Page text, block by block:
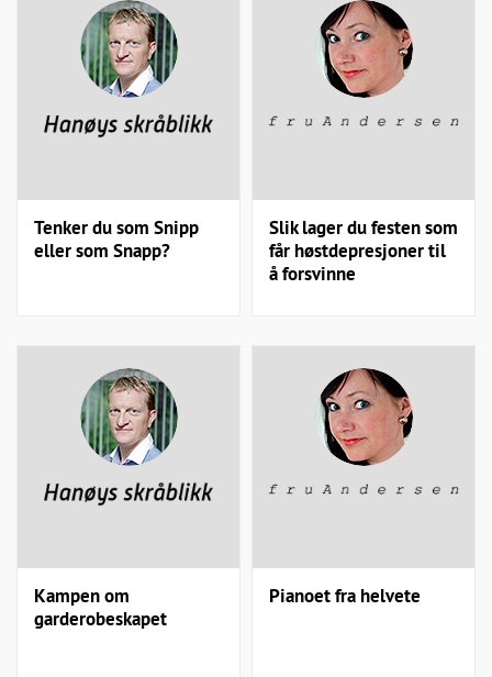
Tenker du som Snipp
eller som Snapp?
Slik lager du festen som
får høstdepresjoner til
å forsvinne
Kampen om
garderobeskapet
Pianoet fra helvete